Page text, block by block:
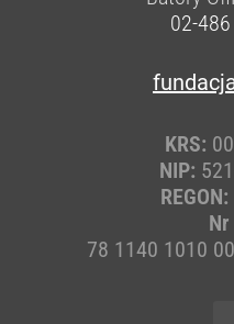
02-486
KRS:
NIP:
REGON:
78 1140 1010